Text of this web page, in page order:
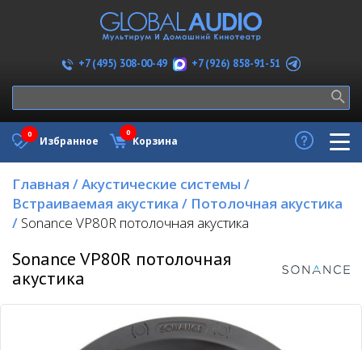
+7 (495) 308-00-49 +7 (926) 858-91-51
Избранное
0
Корзина
0
Главная /Акустические системы /
Встраиваемая акустика / Потолочная акустика
/ Sonance VP80R потолочная акустика
Sonance VP80R потолочная
акустика